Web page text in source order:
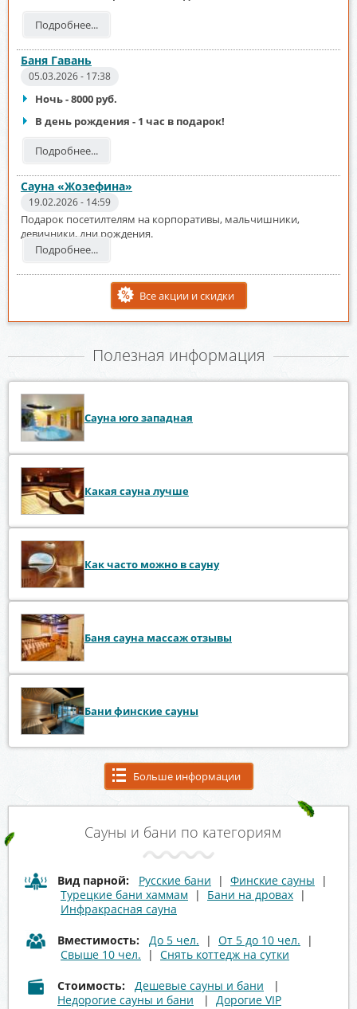
Подробнее...
Баня Гавань
05.03.2026 - 17:38
Ночь - 8000 руб.
В день рождения - 1 час в подарок!
Подробнее...
Сауна «Жозефина»
19.02.2026 - 14:59
Подарок посетилтелям на корпоративы, мальчишники,
девичники, дни рождения.
Подробнее...
Все акции и скидки
Полезная информация
Сауна юго западная
Какая сауна лучше
Как часто можно в сауну
Баня сауна массаж отзывы
Бани финские сауны
Больше информации
Сауны и бани по категориям
Вид парной: Русские бани | Финские сауны |
Турецкие бани хаммам | Бани на дровах |
Инфракрасная сауна
Вместимость: До 5 чел. | От 5 до 10 чел. |
Свыше 10 чел. | Снять коттедж на сутки
Стоимость: Дешевые сауны и бани |
Недорогие сауны и бани | Дорогие VIP